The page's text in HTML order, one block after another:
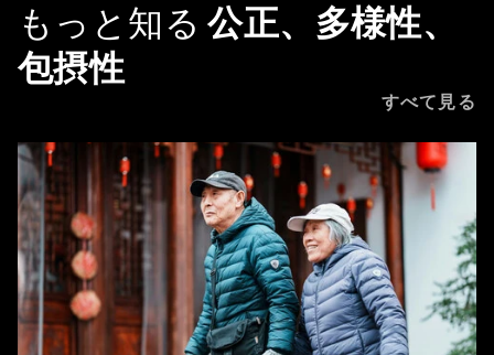
もっと知る 公正、多様性、
包摂性
すべて見る